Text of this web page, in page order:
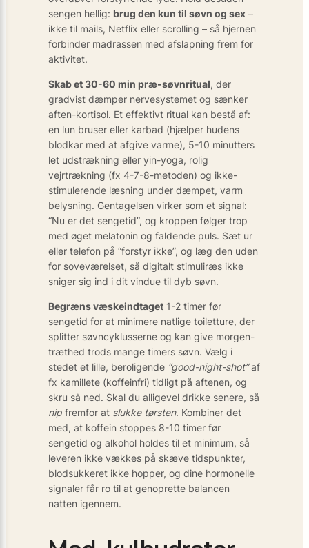
sengen hellig: brug den kun til søvn og sex –
ikke til mails, Netflix eller scrolling – så hjernen
forbinder madrassen med afslapning frem for
aktivitet.
Skab et 30-60 min præ-søvnritual, der
gradvist dæmper nervesystemet og sænker
aften-kortisol. Et effektivt ritual kan bestå af:
en lun bruser eller karbad (hjælper hudens
blodkar med at afgive varme), 5-10 minutters
let udstrækning eller yin-yoga, rolig
vejrtrækning (fx 4-7-8-metoden) og ikke-
stimulerende læsning under dæmpet, varm
belysning. Gentagelsen virker som et signal:
“Nu er det sengetid”, og kroppen følger trop
med øget melatonin og faldende puls. Sæt ur
eller telefon på “forstyr ikke”, og læg den uden
for soveværelset, så digitalt stimuliræs ikke
sniger sig ind i dit vindue til dyb søvn.
Begræns væskeindtaget 1-2 timer før
sengetid for at minimere natlige toiletture, der
splitter søvncyklusserne og kan give morgen-
træthed trods mange timers søvn. Vælg i
stedet et lille, beroligende “good-night-shot”af
fx kamillete (koffeinfri) tidligt på aftenen, og
skru så ned. Skal du alligevel drikke senere, så
nip fremfor at slukke tørsten. Kombiner det
med, at koffein stoppes 8-10 timer før
sengetid og alkohol holdes til et minimum, så
leveren ikke vækkes på skæve tidspunkter,
blodsukkeret ikke hopper, og dine hormonelle
signaler får ro til at genoprette balancen
natten igennem.